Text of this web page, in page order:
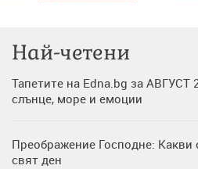
Най-четени
Тапетите на Edna.bg за АВГУСТ
слънце, море и емоции
Преображение Господне: Какви
свят ден